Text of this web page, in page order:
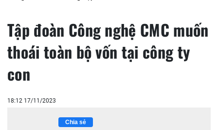
Tập đoàn Công nghệ CMC muốn
thoái toàn bộ vốn tại công ty
con
18:12 17/11/2023
Chia sẻ